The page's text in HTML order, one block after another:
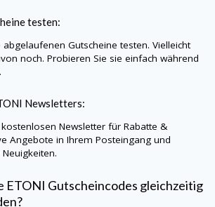
testen:
Gutscheine testen. Vielleicht
noch. Probieren Sie sie einfach während
Newsletters:
Newsletter für Rabatte &
Angebote in Ihrem Posteingang und
ETONI Gutscheincodes gleichzeitig